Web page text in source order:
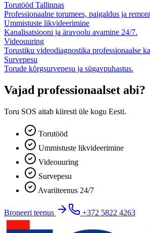
Torutööd Tallinnas
Professionaalne torumees, paigaldus ja
Ummistuste likvideerimine
Kanalisatsiooni ja äravoolu avamine 24/7.
Videouuring
Torustiku videodiagnostika professionaalse
Survepesu
Torude kõrgsurvepesu ja sügavpuhastus.
Vajad professionaalset abi?
Toru SOS aitab kiiresti üle kogu Eesti.
Torutööd
Ummistuste likvideerimine
Videouuring
Survepesu
Avariiteenus 24/7
Broneeri teenus +372 5822 4263